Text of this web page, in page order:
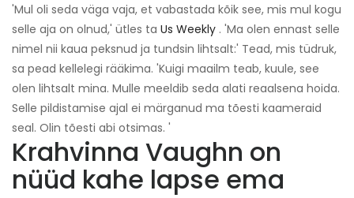
'Mul oli seda väga vaja, et vabastada kõik see, mis mul kogu
selle aja on olnud,' ütles ta Us Weekly . 'Ma olen ennast selle
nimel nii kaua peksnud ja tundsin lihtsalt:' Tead, mis tüdruk,
sa pead kellelegi rääkima. 'Kuigi maailm teab, kuule, see
olen lihtsalt mina. Mulle meeldib seda alati reaalsena hoida.
Selle pildistamise ajal ei märganud ma tõesti kaameraid
seal. Olin tõesti abi otsimas. '
Krahvinna Vaughn on
nüüd kahe lapse ema